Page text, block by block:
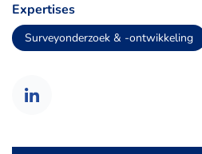
Expertises
Surveyonderzoek & -ontwikkeling